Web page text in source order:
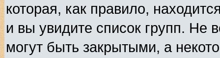
которая, как правило,
и вы увидите список групп. Не
могут быть закрытыми, а